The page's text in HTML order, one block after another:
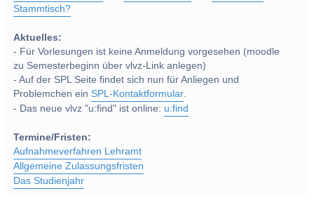
Stammtisch?
Aktuelles:
- Für Vorlesungen ist keine Anmeldung vorgesehen (moodle
zu Semesterbeginn über vlvz-Link anlegen)
- Auf der SPL Seite findet sich nun für Anliegen und
Problemchen einSPL-Kontaktformular.
- Das neue vlvz "u:find" ist online: u:find
Termine/Fristen:
Aufnahmeverfahren Lehramt
Allgemeine Zulassungsfristen
Das Studienjahr